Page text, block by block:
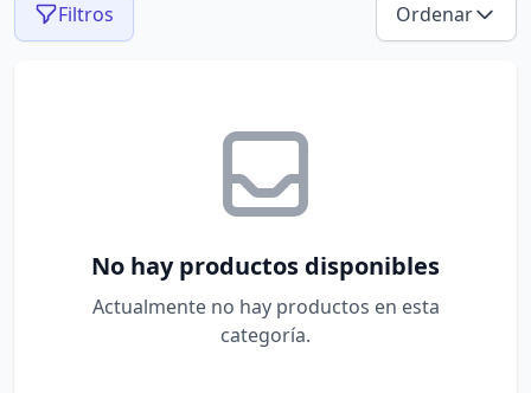
Filtros Ordenar
No hay productos disponibles
Actualmente no hay productos en esta
categoría.